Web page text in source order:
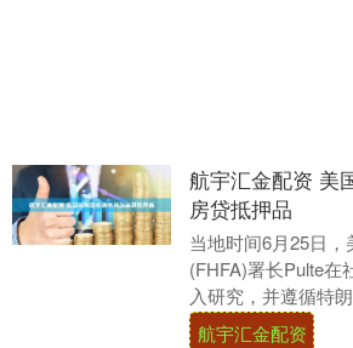
航宇汇金配资 美
房贷抵押品
当地时间6月25日
(FHFA)署长Pulte在
入研究，并遵循特
成‘加密货币之都’的
航宇汇金配资